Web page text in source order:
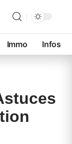
Immo Infos